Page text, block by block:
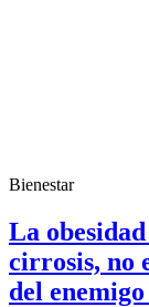
Bienestar
La
cirrosis, no
del